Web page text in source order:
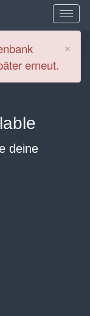
×
erneut.
deine